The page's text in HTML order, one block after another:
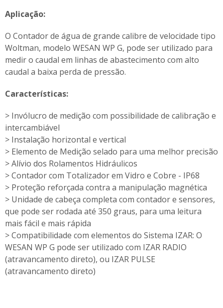
Aplicação:
O Contador de água de grande calibre de velocidade tipo
Woltman, modelo WESAN WP G, pode ser utilizado para
medir o caudal em linhas de abastecimento com alto
caudal a baixa perda de pressão.
Características:
> Invólucro de medição com possibilidade de calibração e
intercambiável
> Instalação horizontal e vertical
> Elemento de Medição selado para uma melhor precisão
> Alívio dos Rolamentos Hidráulicos
> Contador com Totalizador em Vidro e Cobre - IP68
> Proteção reforçada contra a manipulação magnética
> Unidade de cabeça completa com contador e sensores,
que pode ser rodada até 350 graus, para uma leitura
mais fácil e mais rápida
> Compatibilidade com elementos do Sistema IZAR: O
WESAN WP G pode ser utilizado com IZAR RADIO
(atravancamento direto), ou IZAR PULSE
(atravancamento direto)